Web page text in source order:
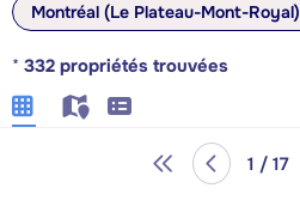
Montréal (Le Plateau-Mont-Royal)
* 332 propriétés trouvées
1 / 17